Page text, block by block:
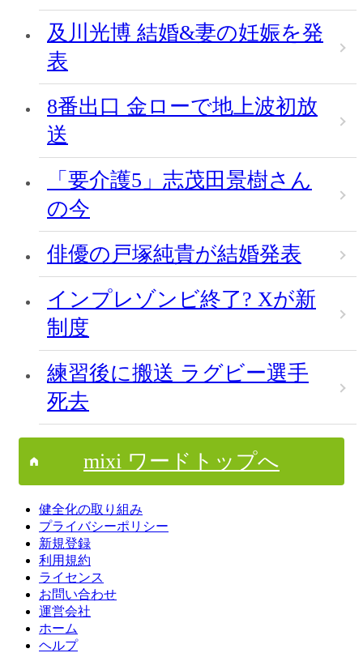
及川光博 結婚&妻の妊娠を発
表
8番出口 金ローで地上波初放
送
「要介護5」志茂田景樹さん
の今
俳優の戸塚純貴が結婚発表
インプレゾンビ終了? Xが新
制度
練習後に搬送 ラグビー選手
死去
mixi ワードトップへ
健全化の取り組み
プライバシーポリシー
新規登録
利用規約
ライセンス
お問い合わせ
運営会社
ホーム
ヘルプ